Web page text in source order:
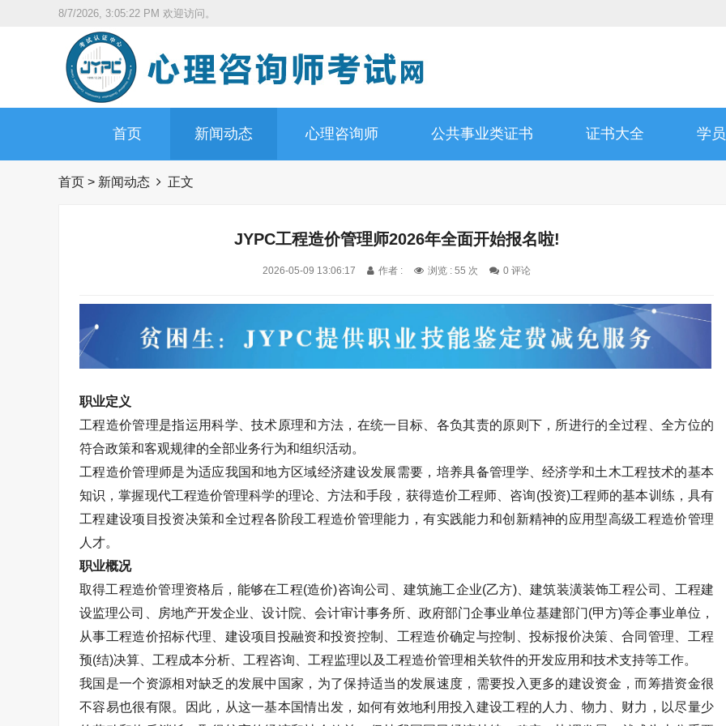
8/7/2026, 3:05:23 PM 欢迎访问。
首页 新闻动态 心理咨询师 公共事业类证书 证书大全 学
首页 > 新闻动态 正文
JYPC工程造价管理师2026年全面开始报名啦!
2026-05-09 13:06:17 作者 : 浏览 : 55 次 0 评论
职业定义
工程造价管理是指运用科学、技术原理和方法，在统一目标、各负其责的原则下，所进行的全过程、全方位的
符合政策和客观规律的全部业务行为和组织活动。
工程造价管理师是为适应我国和地方区域经济建设发展需要，培养具备管理学、经济学和土木工程技术的基本
知识，掌握现代工程造价管理科学的理论、方法和手段，获得造价工程师、咨询(投资)工程师的基本训练，具有
工程建设项目投资决策和全过程各阶段工程造价管理能力，有实践能力和创新精神的应用型高级工程造价管理
人才。
职业概况
取得工程造价管理资格后，能够在工程(造价)咨询公司、建筑施工企业(乙方)、建筑装潢装饰工程公司、工程建
设监理公司、房地产开发企业、设计院、会计审计事务所、政府部门企事业单位基建部门(甲方)等企事业单位，
从事工程造价招标代理、建设项目投融资和投资控制、工程造价确定与控制、投标报价决策、合同管理、工程
预(结)决算、工程成本分析、工程咨询、工程监理以及工程造价管理相关软件的开发应用和技术支持等工作。
我国是一个资源相对缺乏的发展中国家，为了保持适当的发展速度，需要投入更多的建设资金，而筹措资金很
不容易也很有限。因此，从这一基本国情出发，如何有效地利用投入建设工程的人力、物力、财力，以尽量少